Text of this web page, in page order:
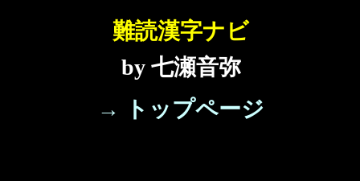
難読漢字ナビ
by 七瀬音弥
→ トップページ